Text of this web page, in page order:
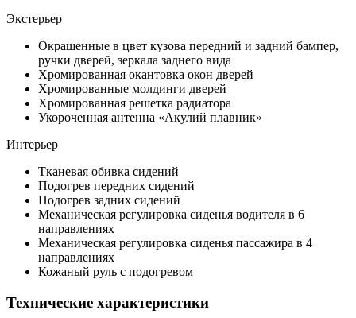
Экстерьер
Окрашенные в цвет кузова передний и задний бампер,
ручки дверей, зеркала заднего вида
Хромированная окантовка окон дверей
Хромированные молдинги дверей
Хромированная решетка радиатора
Укороченная антенна «Акулий плавник»
Интерьер
Тканевая обивка сидений
Подогрев передних сидений
Подогрев задних сидений
Механическая регулировка сиденья водителя в 6
направлениях
Механическая регулировка сиденья пассажира в 4
направлениях
Кожаный руль с подогревом
Технические характеристики